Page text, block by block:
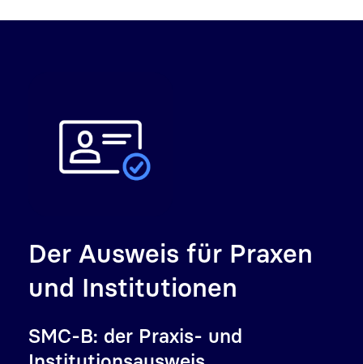
Der Ausweis für Praxen
und Institutionen
SMC-B: der Praxis- und